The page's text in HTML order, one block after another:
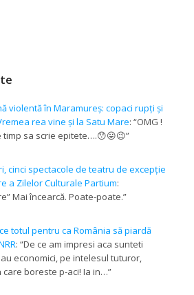
violentă în Maramureș: copaci rupți și
rea vine și la Satu Mare: “OMG !
timp sa scrie epitete….😯😛😉”
cinci spectacole de teatru de excepție
a Zilelor Culturale Partium:
Mai încearcă. Poate-poate.”
totul pentru ca România să piardă
: “De ce am impresi aca sunteti
economici, pe intelesul tuturor,
boreste p-aci! Ia in…”